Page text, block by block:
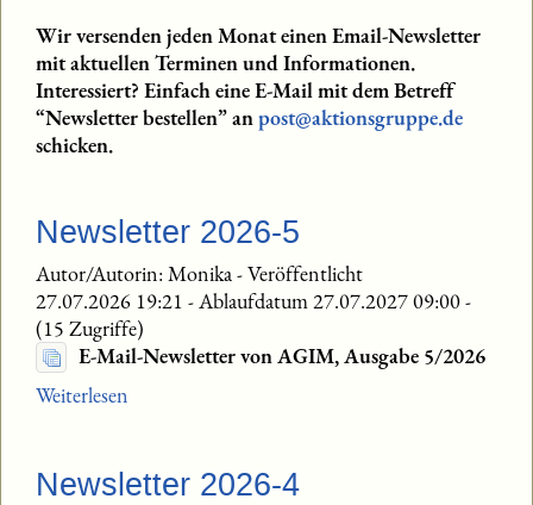
Wir versenden jeden Monat einen Email-Newsletter
mit aktuellen Terminen und Informationen.
Interessiert? Einfach eine E-Mail mit dem Betreff
“Newsletter bestellen” anpost@aktionsgruppe.de
schicken.
Newsletter 2026-5
Autor/Autorin: Monika-Veröffentlicht
27.07.2026 19:21-Ablaufdatum 27.07.2027 09:00-
(15 Zugriffe)
E-Mail-Newsletter von AGIM, Ausgabe 5/2026
Weiterlesen
Newsletter 2026-4